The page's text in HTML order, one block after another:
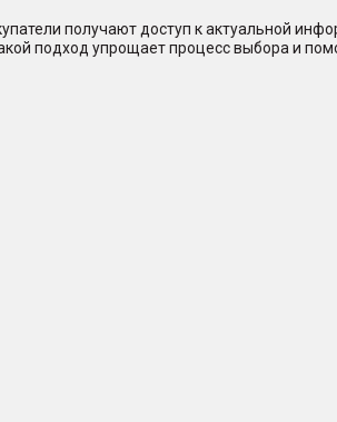
получают доступ к актуальной
подход упрощает процесс выбора и